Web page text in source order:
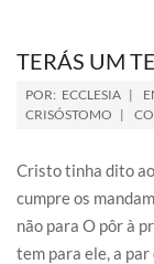
TERÁS UM
POR: ECCLESIA
CRISÓSTOMO
Cristo tinha dito
cumpre os
não para O pôr à
tem para ele, a